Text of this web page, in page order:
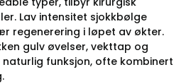
Lav intensitet sjokkbølge
regenerering i løpet av økter.
gulv øvelser, vekttap og
funksjon, ofte kombinert